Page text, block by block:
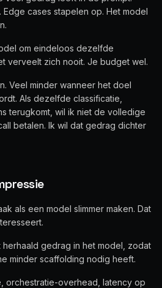
Edge cases stapelen op. Het model
om eindeloos dezelfde
verveelt zich nooit. Je budget wel.
Veel minder wanneer het doel
Als dezelfde classificatie,
terugkomt, wil ik niet de volledige
betalen. Ik wil dat gedrag dichter
als een model slimmer maken. Dat
herhaald gedrag in het model, zodat
minder scaffolding nodig heeft.
orchestratie-overhead, latency op